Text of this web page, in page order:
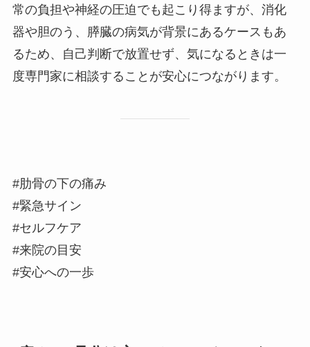
常の負担や神経の圧迫でも起こり得ますが、消化
器や胆のう、膵臓の病気が背景にあるケースもあ
るため、自己判断で放置せず、気になるときは一
度専門家に相談することが安心につながります。
#肋骨の下の痛み
#緊急サイン
#セルフケア
#来院の目安
#安心への一歩